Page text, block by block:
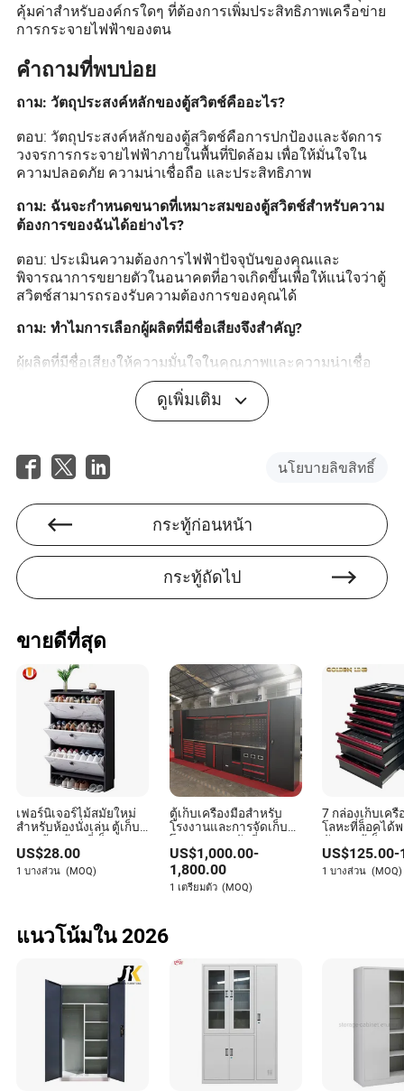
คุ้มค่าสำหรับองค์กรใดๆ ที่ต้องการเพิ่มประสิทธิภาพเครือข่าย
การกระจายไฟฟ้าของตน
คำถามที่พบบ่อย
ถาม: วัตถุประสงค์หลักของตู้สวิตช์คืออะไร?
ตอบ: วัตถุประสงค์หลักของตู้สวิตช์คือการปกป้องและจัดการ
วงจรการกระจายไฟฟ้าภายในพื้นที่ปิดล้อม เพื่อให้มั่นใจใน
ความปลอดภัย ความน่าเชื่อถือ และประสิทธิภาพ
ถาม: ฉันจะกำหนดขนาดที่เหมาะสมของตู้สวิตช์สำหรับความ
ต้องการของฉันได้อย่างไร?
ตอบ: ประเมินความต้องการไฟฟ้าปัจจุบันของคุณและ
พิจารณาการขยายตัวในอนาคตที่อาจเกิดขึ้นเพื่อให้แน่ใจว่าตู้
สวิตช์สามารถรองรับความต้องการของคุณได้
ถาม: ทำไมการเลือกผู้ผลิตที่มีชื่อเสียงจึงสำคัญ?
ผู้ผลิตที่มีชื่อเสียงให้ความมั่นใจในคุณภาพและความน่าเชื่อ
ถือ ลดความเสี่ยงของการทำงานผิดพลาดและรับรองการ
ปฏิบัติตามมาตรฐานความปลอดภัย
Devin Franklin
ผู้เขียน
เดวิน แฟรงคลิน เป็นนักเขียนที่มีประสบการณ์มากใน
อุตสาหกรรมไฟฟ้าและอิเล็กทรอนิกส์ เขาเชี่ยวชาญใน
การประเมินว่าซัพพลายเออร์มีเครือข่ายโลจิสติกส์ที่มี
ประสิทธิภาพเพียงพอที่จะลดความล่าช้าในการส่งมอบ
หรือไม่ ข้อมูลเชิงลึกของเดวินมีคุณค่าสำหรับธุรกิจที่
ต้องการปรับปรุงห่วงโซ่อุปทานและรับประกันการส่งมอบ
ตรงเวลา
ดูเพิ่มเติม
นโยบายลิขสิทธิ์
กระทู้ก่อนหน้า
กระทู้ถัดไป
ขายดีที่สุด
เฟอร์นิเจอร์ไม้สมัยใหม่
สำหรับห้องนั่งเล่น ตู้เก็บ
รองเท้าพร้อมที่เก็บของ
US$28.00
1 บางส่วน (MOQ)
ตู้เก็บเครื่องมือสำหรับ
โรงงานและการจัดเก็บใน
โรงรถแบบหนักที่สามารถ
ปรับเปลี่ยนได้
US$1,000.00-
1,800.00
1 เตรียมตัว (MOQ)
7 กล่องเก็บเครื่
โลหะที่ล็อคได้
ชักและตู้เก็บข
เลื่อน
US$125.00-
1 บางส่วน (MOQ)
แนวโน้มใน 2026